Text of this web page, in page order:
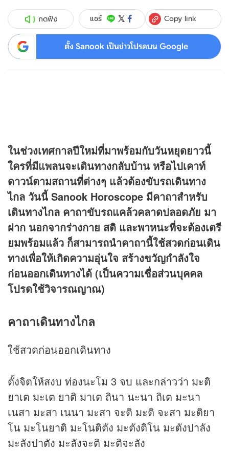
กดฟัง แชร์ Copy link
ตั้ง Sanook เป็นข่าวโปรดบน Google
ในช่วงเทศกาลปีใหม่ที่มาพร้อมกับวันหยุดยาวนี้
ใครที่มีแพลนจะเดินทางกลับบ้าน หรือไปเคาท์
ดาวน์ตามสถานที่ต่างๆ แล้วต้องขับรถเดินทาง
ไกล วันนี้ Sanook Horoscope มีคาถาสำหรับ
เดินทางไกล คาถาขับรถแคล้วคลาดปลอดภัย มา
ฝาก นอกจากร่างกาย สติ และพาหนะที่จะต้องเตรี
ยมพร้อมแล้ว ก็สามารถนำคาถานี้ใช้สวดก่อนเดิน
ทางเพื่อให้เกิดความอุ่นใจ สร้างขวัญกำลังใจ
ก่อนออกเดินทางได้ (เป็นความเชื่อส่วนบุคคล
โปรดใช้วิจารณญาณ)
คาถาเดินทางไกล
ใช้สวดก่อนออกเดินทาง
ตั้งจิตให้สงบ ท่องนะโม 3 จบ และกล่าวว่า มะติ
ยาเต มะเต ยาติ มาเต ถินา นะนา ถิเต มะนา
เนสา มะสา เนนา มะสา จะติ มะติ จะสา มะติยา
โน มะโนยาติ มะโนติตัง มะตังติโน มะตังปาลัง
มะลังปาตัง มะลังจะติ มะติจะลัง